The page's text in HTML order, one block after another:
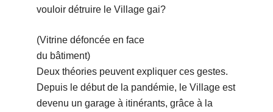
vouloir détruire le Village gai?
(Vitrine défoncée en face
du bâtiment)
Deux théories peuvent expliquer ces gestes.
Depuis le début de la pandémie, le Village est
devenu un garage à itinérants, grâce à la